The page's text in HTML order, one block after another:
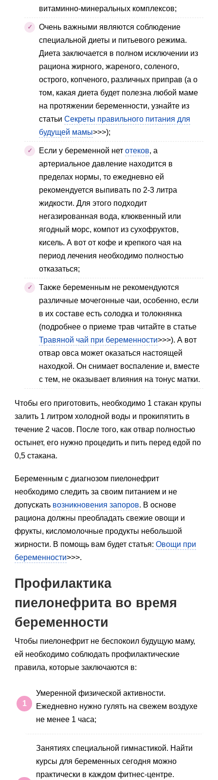
витаминно-минеральных комплексов;
Очень важными являются соблюдение
специальной диеты и питьевого режима.
Диета заключается в полном исключении из
рациона жирного, жареного, соленого,
острого, копченого, различных приправ (а о
том, какая диета будет полезна любой маме
на протяжении беременности, узнайте из
статьи Секреты правильного питания для
будущей мамы>>>);
Если у беременной нет отеков, а
артериальное давление находится в
пределах нормы, то ежедневно ей
рекомендуется выпивать по 2-3 литра
жидкости. Для этого подходит
негазированная вода, клюквенный или
ягодный морс, компот из сухофруктов,
кисель. А вот от кофе и крепкого чая на
период лечения необходимо полностью
отказаться;
Также беременным не рекомендуются
различные мочегонные чаи, особенно, если
в их составе есть солодка и толокнянка
(подробнее о приеме трав читайте в статье
Травяной чай при беременности>>>). А вот
отвар овса может оказаться настоящей
находкой. Он снимает воспаление и, вместе
с тем, не оказывает влияния на тонус матки.
Чтобы его приготовить, необходимо 1 стакан крупы
залить 1 литром холодной воды и прокипятить в
течение 2 часов. После того, как отвар полностью
остынет, его нужно процедить и пить перед едой по
0,5 стакана.
Беременным с диагнозом пиелонефрит
необходимо следить за своим питанием и не
допускать возникновения запоров. В основе
рациона должны преобладать свежие овощи и
фрукты, кисломолочные продукты небольшой
жирности. В помощь вам будет статья: Овощи при
беременности>>>.
Профилактика
пиелонефрита во время
беременности
Чтобы пиелонефрит не беспокоил будущую маму,
ей необходимо соблюдать профилактические
правила, которые заключаются в:
Умеренной физической активности.
Ежедневно нужно гулять на свежем воздухе
не менее 1 часа;
Занятиях специальной гимнастикой. Найти
курсы для беременных сегодня можно
практически в каждом фитнес-центре.